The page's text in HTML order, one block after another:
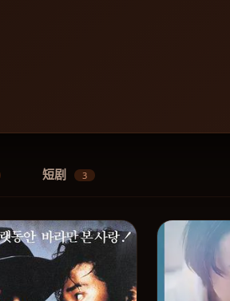
短剧 3